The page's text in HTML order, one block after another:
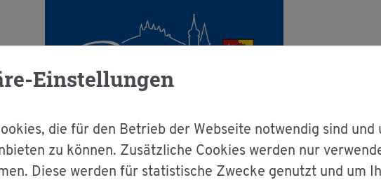
Einstellungen
die für den Betrieb der Webseite notwendig sind und
zu können. Zusätzliche Cookies werden nur
Diese werden für statistische Zwecke genutzt und um